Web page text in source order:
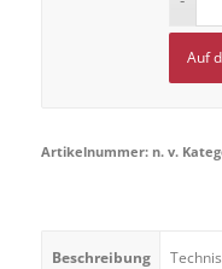
Auf
Artikelnummer: n. v.
Beschreibung